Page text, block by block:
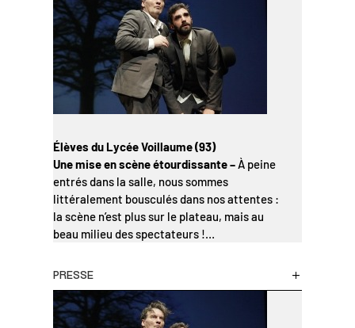
Élèves du Lycée Voillaume (93)
Une mise en scène étourdissante –À peine
entrés dans la salle, nous sommes
littéralement bousculés dans nos attentes :
la scène n’est plus sur le plateau, mais au
beau milieu des spectateurs !…
PRESSE